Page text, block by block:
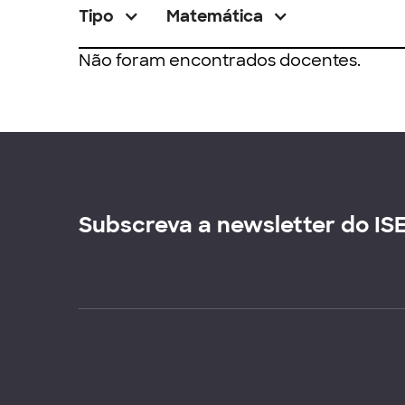
Tipo Matemática
Não foram encontrados docentes.
Subscreva a newsletter do